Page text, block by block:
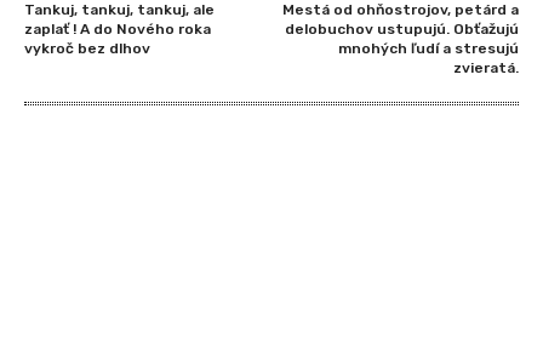
Tankuj, tankuj, tankuj, ale
zaplať ! A do Nového roka
vykroč bez dlhov
Mestá od ohňostrojov, petárd a
delobuchov ustupujú. Obťažujú
mnohých ľudí a stresujú
zvieratá.